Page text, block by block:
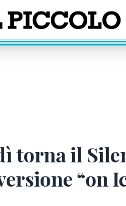
torna il
“on